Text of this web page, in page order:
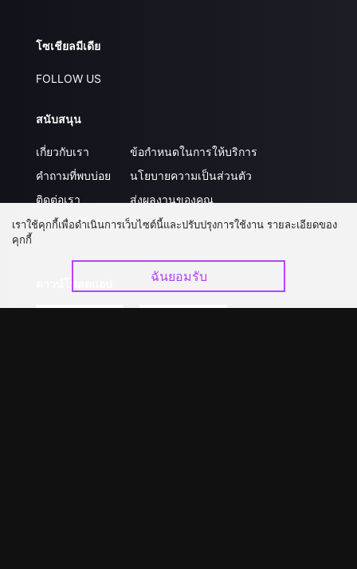
โซเชียลมีเดีย
FOLLOW US
สนับสนุน
เกี่ยวกับเรา
คำถามที่พบบ่อย
ติดต่อเรา
อัปเกรด วีไอพี
ข้อกำหนดในการให้บริการ
นโยบายความเป็นส่วนตัว
ส่งผลงานของคุณ
ร่วมงานกับเรา
เราใช้คุกกี้เพื่อดำเนินการเว็บไซต์นี้และปรับปรุงการใช้งาน รายละเอียดของ
คุกกี้
ฉันยอมรับ